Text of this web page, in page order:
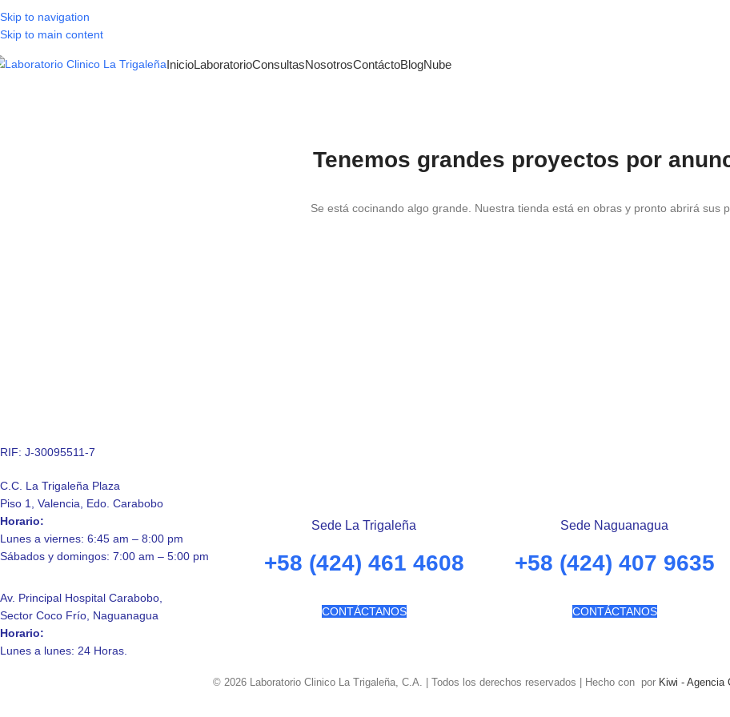
Skip to navigation
Skip to main content
InicioLaboratorioConsultasNosotrosContáctoBlogNube
Tenemos grandes proyectos por
Se está cocinando algo grande. Nuestra tienda está en obras y pronto abrirá sus
RIF: J-30095511-7
C.C. La Trigaleña Plaza
Piso 1, Valencia, Edo. Carabobo
Horario:
Lunes a viernes: 6:45 am – 8:00 pm
Sábados y domingos: 7:00 am – 5:00 pm
Av. Principal Hospital Carabobo,
Sector Coco Frío, Naguanagua
Horario:
Lunes a lunes: 24 Horas.
Sede La Trigaleña
+58 (424) 461 4608
CONTÁCTANOS
Sede Naguanagua
+58 (424) 407 9635
CONTÁCTANOS
© 2026 Laboratorio Clinico La Trigaleña, C.A. | Todos los derechos reservados | Hecho con por Kiwi - Agencia